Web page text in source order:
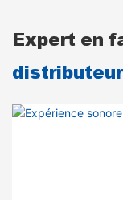
Expert en